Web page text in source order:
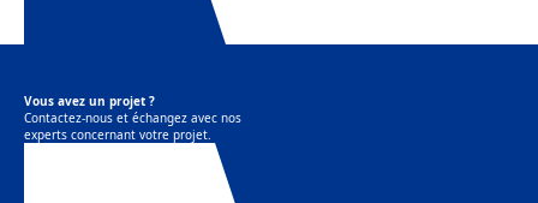
Vous avez un projet ?
Contactez-nous et échangez avec nos
experts concernant votre projet.